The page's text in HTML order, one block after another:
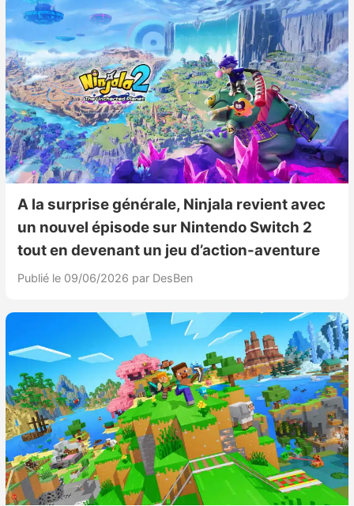
A la surprise générale, Ninjala revient avec
un nouvel épisode sur Nintendo Switch 2
tout en devenant un jeu d’action-aventure
Publié le 09/06/2026 par DesBen